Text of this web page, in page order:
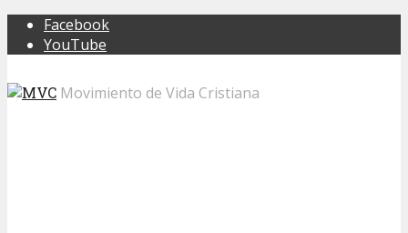
Facebook
YouTube
Movimiento de Vida Cristiana